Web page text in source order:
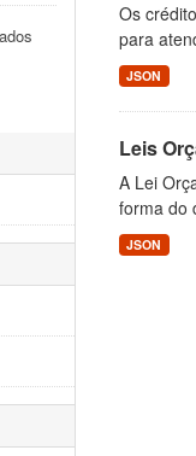
Os
para
JSON
Leis
A Lei
forma do
JSON